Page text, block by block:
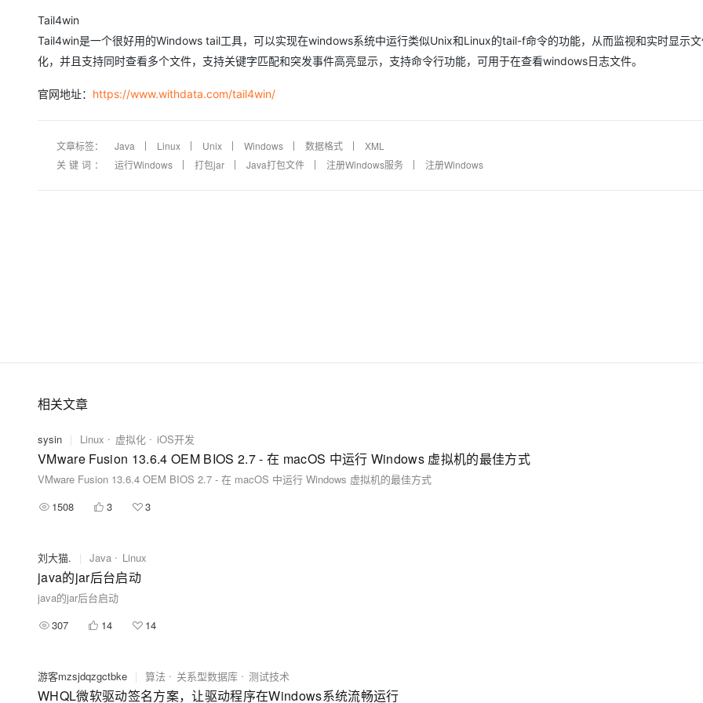
Tail4win
Tail4win是一个很好用的Windows tail工具，可以实现在windows系统中运行类似Unix和Linux的tail-f命令的功能，从而监视和实时显示
化，并且支持同时查看多个文件，支持关键字匹配和突发事件高亮显示，支持命令行功能，可用于在查看windows日志文件。
官网地址： https://www.withdata.com/tail4win/
文章标签： Java Linux Unix Windows 数据格式
XML
关键词：
运行Windows 打包jar Java打包文件 注册Windows服务 注册Windows
相关文章
sysin | Linux 虚拟化 iOS开发
VMware Fusion 13.6.4 OEM BIOS 2.7 - 在 macOS 中运行 Windows 虚拟机的最佳方式
VMware Fusion 13.6.4 OEM BIOS 2.7 - 在 macOS 中运行 Windows 虚拟机的最佳方式
1508
3 3
刘大猫. | Java Linux
java的jar后台启动
java的jar后台启动
307
14 14
游客mzsjdqzgctbke | 算法 关系型数据库 测试技术
WHQL微软驱动签名方案，让驱动程序在Windows系统流畅运行